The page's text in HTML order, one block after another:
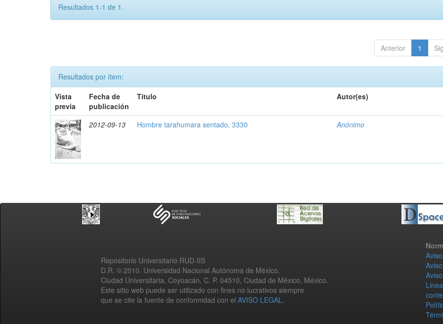
Resultados 1-1 de 1.
Anterior 1
Resultados por ítem:
Vista
previa
Fecha de
publicación
Título Autor(es)
2012-09-13 Hombre tarahumara sentado, 3330 Anónimo
Repositorio Universitario RUD-IIS
D.R. © 2010. Universidad Nacional Autónoma de México.
Ciudad Universitaria, Coyoacán, C. P. 04510, Ciudad de México, México.
Este sitio web puede ser utilizado con fines no lucrativos siempre
que se cite la fuente de conformidad con el AVISO LEGAL.